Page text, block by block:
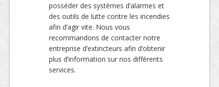
posséder des systèmes d’alarmes et
des outils de lutte contre les incendies
afin d’agir vite. Nous vous
recommandons de contacter notre
entreprise d’extincteurs afin d’obtenir
plus d’information sur nos différents
services.